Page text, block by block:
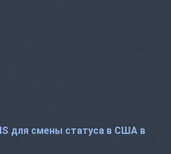
для смены статуса в США в